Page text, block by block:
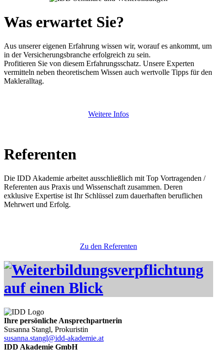
Was erwartet Sie?
Aus unserer eigenen Erfahrung wissen wir, worauf es ankommt, um
in der Versicherungsbranche erfolgreich zu sein.
Profitieren Sie von diesem Erfahrungsschatz. Unsere Experten
vermitteln neben theoretischem Wissen auch wertvolle Tipps für den
Makleralltag.
Weitere Infos
Referenten
Die IDD Akademie arbeitet ausschließlich mit Top Vortragenden /
Referenten aus Praxis und Wissenschaft zusammen. Deren
exklusive Expertise ist Ihr Schlüssel zum dauerhaften beruflichen
Mehrwert und Erfolg.
Zu den Referenten
Ihre persönliche Ansprechpartnerin
Susanna Stangl, Prokuristin
susanna.stangl@idd-akademie.at
IDD Akademie GmbH